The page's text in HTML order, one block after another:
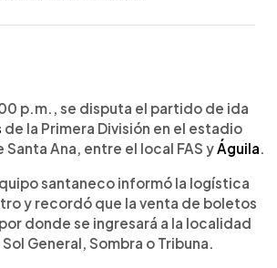
artículo
p.m., se disputa el partido de ida
de la Primera División en el estadio
Ana, entre el local FAS yÁguila.
santaneco informó la logística
y recordó que la venta de boletos
donde se ingresará a la localidad
General, Sombra o Tribuna.